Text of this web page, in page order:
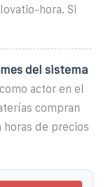
hora. Si
del sistema
actor en el
compran
horas de precios